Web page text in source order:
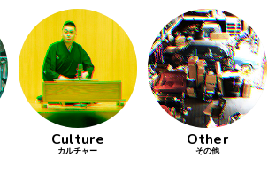
Culture
カルチャー
Other
その他